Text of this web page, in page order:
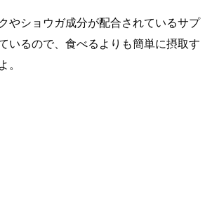
やショウガ成分が配合されているサプ
いるので、食べるよりも簡単に摂取す
。